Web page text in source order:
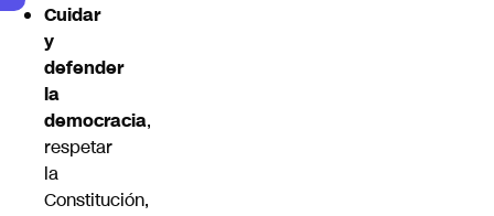
Cuidar
y
defender
la
democracia,
respetar
la
Constitución,